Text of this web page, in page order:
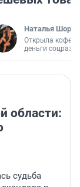
Наталья
Открыла
деньги
области:
судьба